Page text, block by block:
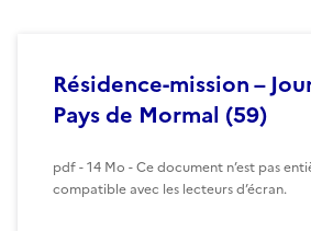
Résidence-mission –
Pays de Mormal (59)
pdf - 14 Mo - Ce document n’est pas
compatible avec les lecteurs d’écran.